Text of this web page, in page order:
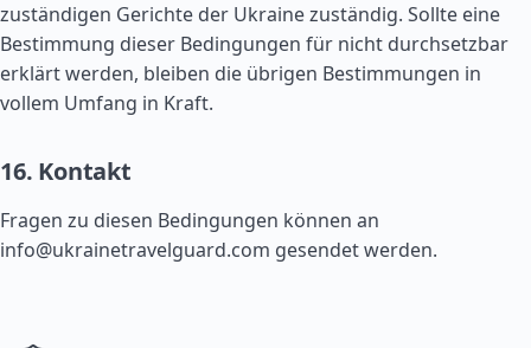
zuständigen Gerichte der Ukraine zuständig. Sollte eine
Bestimmung dieser Bedingungen für nicht durchsetzbar
erklärt werden, bleiben die übrigen Bestimmungen in
vollem Umfang in Kraft.
16. Kontakt
Fragen zu diesen Bedingungen können an
info@ukrainetravelguard.com gesendet werden.